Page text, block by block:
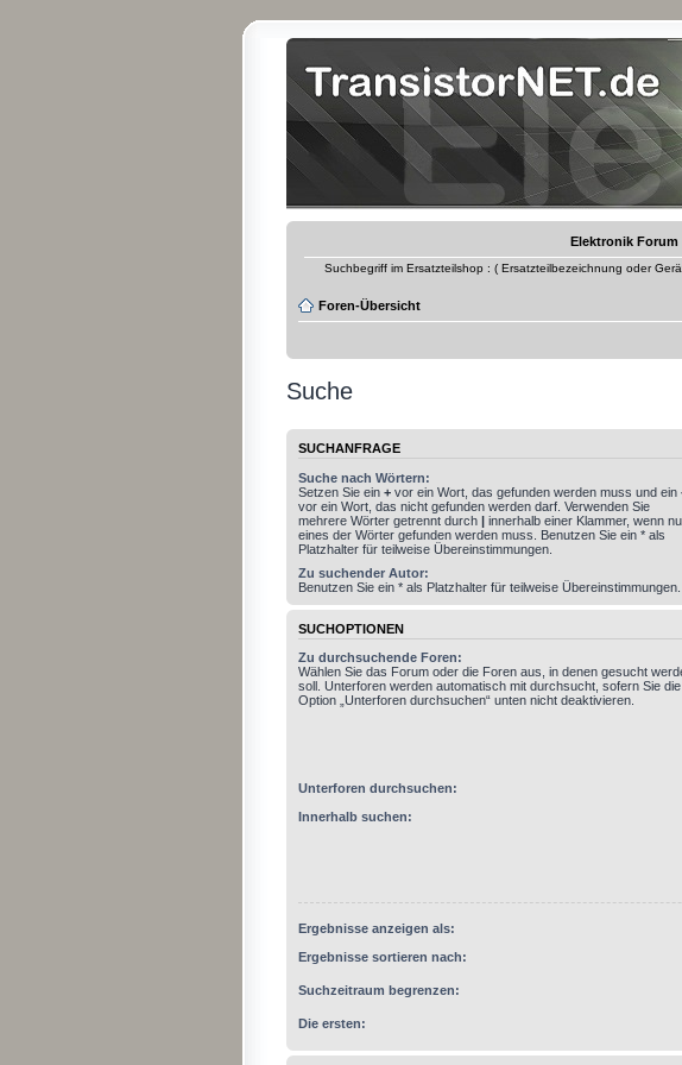
Elektronik Forum
Suchbegriff im Ersatzteilshop : ( Ersatzteilbezeichnung oder
Foren-Übersicht
Suche
SUCHANFRAGE
Suche nach Wörtern:
Setzen Sie ein + vor ein Wort, das gefunden werden muss und ein
vor ein Wort, das nicht gefunden werden darf. Verwenden Sie
mehrere Wörter getrennt durch | innerhalb einer Klammer, wenn
eines der Wörter gefunden werden muss. Benutzen Sie ein * als
Platzhalter für teilweise Übereinstimmungen.
Zu suchender Autor:
Benutzen Sie ein * als Platzhalter für teilweise Übereinstimmungen.
SUCHOPTIONEN
Zu durchsuchende Foren:
Wählen Sie das Forum oder die Foren aus, in denen gesucht
soll. Unterforen werden automatisch mit durchsucht, sofern Sie die
Option „Unterforen durchsuchen“ unten nicht deaktivieren.
Unterforen durchsuchen:
Innerhalb suchen:
Ergebnisse anzeigen als:
Ergebnisse sortieren nach:
Suchzeitraum begrenzen:
Die ersten: